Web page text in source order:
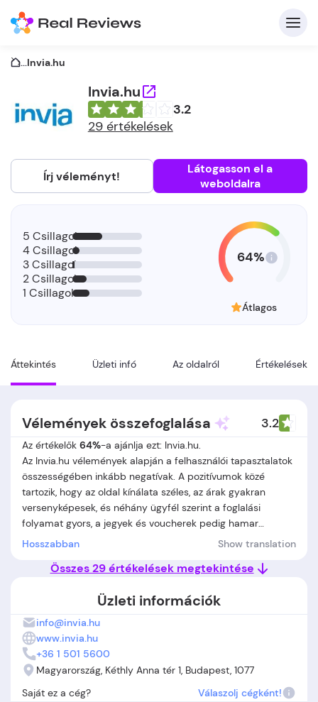
...Invia.hu
Invia.hu
3.2
29 értékelések
Írj véleményt!
Látogasson el a
weboldalra
Áttekintés Üzleti infó Az oldalról Értékelések
5 Csillagok
4 Csillagok
3 Csillagok
2 Csillagok
1 Csillagok
64%
Átlagos
Vélemények összefoglalása 3.2
Az értékelők 64%-a ajánlja ezt: Invia.hu.
Az Invia.hu vélemények alapján a felhasználói tapasztalatok
összességében inkább negatívak. A pozitívumok közé
tartozik, hogy az oldal kínálata széles, az árak gyakran
versenyképesek, és néhány ügyfél szerint a foglalási
folyamat gyors, a jegyek és voucherek pedig hamar
megérkeznek. Az átlátható árak, a hasznos keresési szűrők
pozitív értékelésben. Azonban az Invia.hu-val kapcsolatos
közé tartozik a hiányos vagy lassú ügyfélszolgálat, az
átláthatatlan információk és a félrevezető foglalási
feltételek. Több vásárló beszámolt váratlan extra díjakról,
hibás vagy megerősítetlen jegyekről, illetve olyan esetekről,
amikor a kiválasztott utazási csomag végül magasabb áron
vagy nem a megbeszélt feltételekkel volt elérhető.
Visszatérő panasz a nehézkes reklamációkezelés és a
Hosszabban Show translation
Összes 29 értékelések megtekintése
Üzleti információk
info@invia.hu
www.invia.hu
+36 1 501 5600
Magyarország, Kéthly Anna tér 1, Budapest, 1077
Saját ez a cég?
Válaszolj cégként!